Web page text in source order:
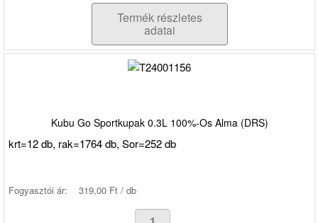
Termék részletes
adatai
Kubu Go Sportkupak 0.3L 100%-Os Alma (DRS)
krt=12 db, rak=1764 db, Sor=252 db
Fogyasztói ár: 319,00 Ft / db